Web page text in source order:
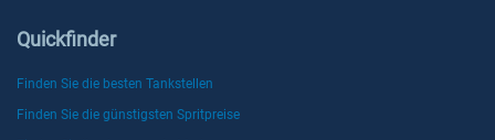
Quickfinder
Finden Sie die besten Tankstellen
Finden Sie die günstigsten Spritpreise